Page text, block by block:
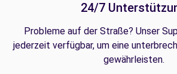
24/7
Probleme auf der Straße? Unser
jederzeit verfügbar, um eine
gewährleisten.